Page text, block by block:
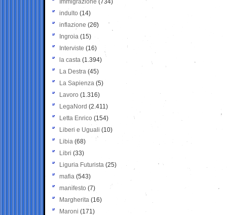
Immigrazione (734)
indulto (14)
inflazione (26)
Ingroia (15)
Interviste (16)
la casta (1.394)
La Destra (45)
La Sapienza (5)
Lavoro (1.316)
LegaNord (2.411)
Letta Enrico (154)
Liberi e Uguali (10)
Libia (68)
Libri (33)
Liguria Futurista (25)
mafia (543)
manifesto (7)
Margherita (16)
Maroni (171)